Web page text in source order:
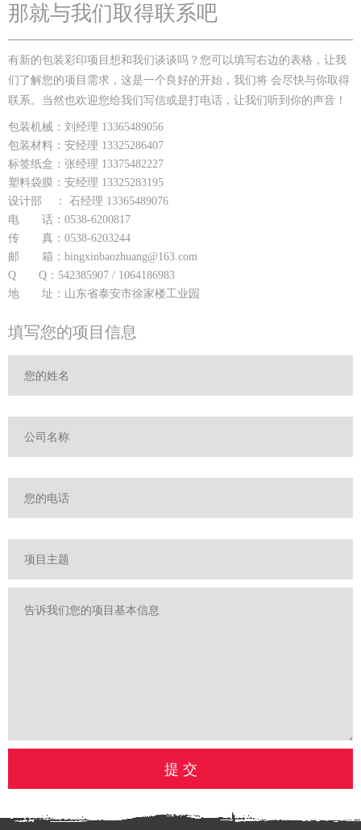
那就与我们取得联系吧
有新的包装彩印项目想和我们谈谈吗？您可以填写右边的表格，让我
们了解您的项目需求，这是一个良好的开始，我们将 会尽快与你取得
联系。当然也欢迎您给我们写信或是打电话，让我们听到你的声音！
包装机械：刘经理 13365489056
包装材料：安经理 13325286407
标签纸盒：张经理 13375482227
塑料袋膜：安经理 13325283195
设计部 ： 石经理 13365489076
电 话：0538-6200817
传 真：0538-6203244
邮 箱：bingxinbaozhuang@163.com
Q Q：542385907 / 1064186983
地 址：山东省泰安市徐家楼工业园
填写您的项目信息